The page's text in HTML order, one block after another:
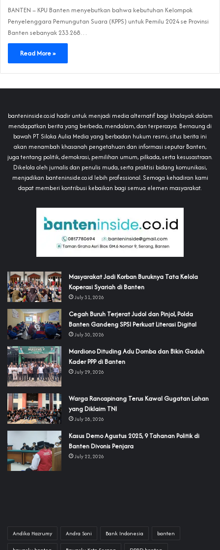
BANTEN – KPU Banten menyebutkan bahwa kebutuhan Kelompok
Penyelenggara Pemungutan Suara (KPPS) untuk Pemilu 2024 se Provinsi
Banten sebanyak 233.268…
Read More »
banteninside.co.id hadir untuk menjadi media alternatif bagi khalayak dalam
mendapatkan berita yang berbeda, mendalam, dan terpercaya. Bernaung di
bawah PT Siloka Aulia Media yang berbadan hukum resmi, situs berita ini
akan menambah khasanah pengetahuan dan informasi seputar Banten,
juga tentang politik, demokrasi, pemilihan umum, pilkada, serta kesusastraan.
Dikelola oleh jurnalis dan penulis muda, serta praktisi bidang komunikasi,
menjadikan banteninside.co.id lebih professional. Semoga kehadiran kami
dapat memberi kontribusi kebaikan bagi semua elemen masyarakat.
‎Masyarakat Jadi Korban Buruknya Tata Kelola
Koperasi Syariah di Banten
July 31, 2026
Cegah Buruh Terjerat Judol dan Pinjol, Polda
Banten Gandeng SPSI Perkuat Literasi Digital
July 30, 2026
‎Mardiono Dituding Adu Domba dan Bikin Gaduh
Kader PPP di Banten
July 29, 2026
‎Warga Rancapinang Terus Kawal Gugatan Lahan
yang Diklaim TNI‎‎
July 28, 2026
‎Kasus Demo Agustus 2025, 9 Tahanan Politik di
Banten Divonis Penjara
July 22, 2026
Andika Hazrumy Andra Soni Bank Indonesia banten